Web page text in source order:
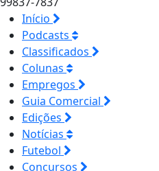
Início
Podcasts
Classificados
Colunas
Empregos
Guia Comercial
Edições
Notícias
Futebol
Concursos